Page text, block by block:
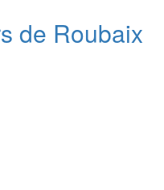
de Roubaix